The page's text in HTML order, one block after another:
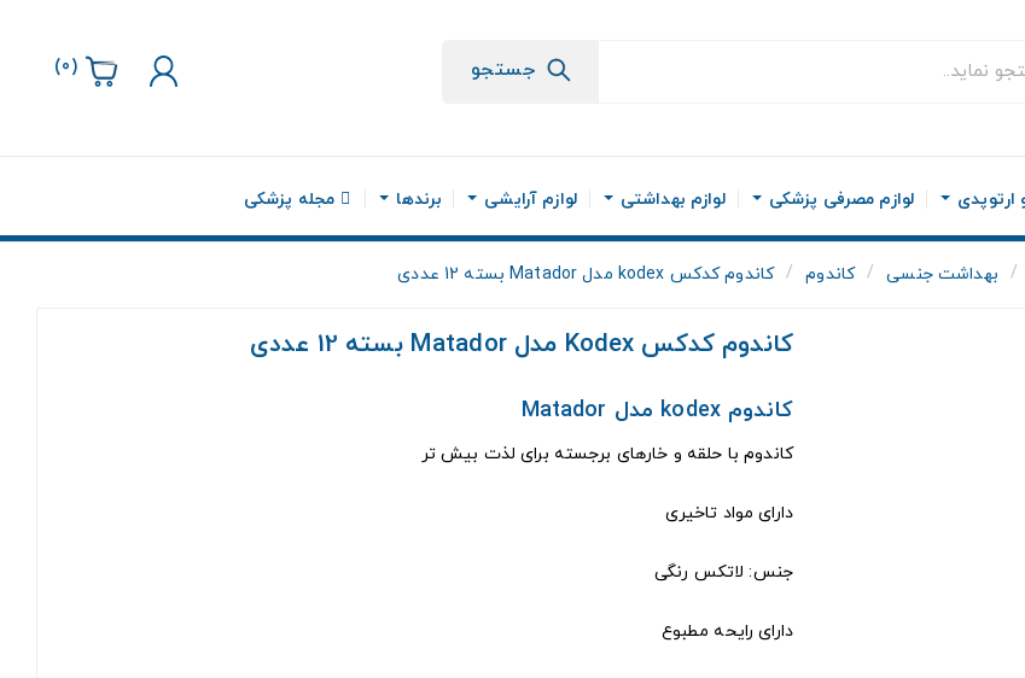
جستجو (
0
)
لوازم مصرفی پزشکی لوازم بهداشتی لوازم آرایشی برندها مجله پزشکی
بهداشت جنسی کاندوم کاندوم کدکس kodex مدل Matador بسته 12 عددی
کاندوم کدکس Kodex مدل Matador بسته 12 عددی
کاندوم kodex مدل Matador
کاندوم با حلقه و خارهای برجسته برای لذت بیش تر
دارای مواد تاخیری
جنس: لاتکس رنگی
دارای رایحه مطبوع